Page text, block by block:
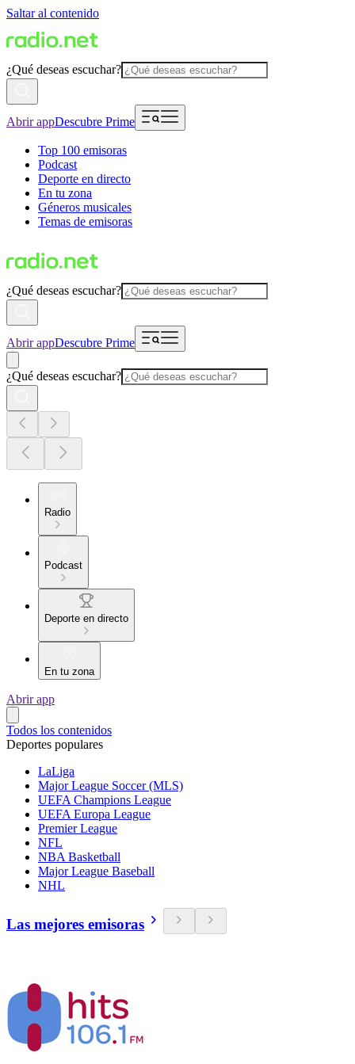
Saltar al contenido
¿Qué deseas escuchar?
Abrir appDescubre Prime
Top 100 emisoras
Podcast
Deporte en directo
En tu zona
Géneros musicales
Temas de emisoras
¿Qué deseas escuchar?
Abrir appDescubre Prime
¿Qué deseas escuchar?
Radio
Podcast
Deporte en directo
En tu zona
Abrir app
Todos los contenidos
Deportes populares
LaLiga
Major League Soccer (MLS)
UEFA Champions League
UEFA Europa League
Premier League
NFL
NBA Basketball
Major League Baseball
NHL
Las mejores emisoras